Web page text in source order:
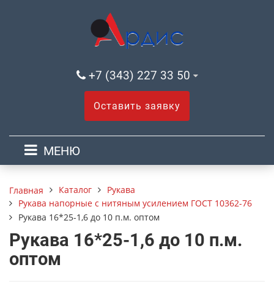
+7 (343) 227 33 50
Оставить заявку
МЕНЮ
Главная Каталог
Рукава
Рукава напорные с нитяным усилением ГОСТ 10362-76
Рукава 16*25-1,6 до 10 п.м. оптом
Рукава 16*25-1,6 до 10 п.м.
оптом